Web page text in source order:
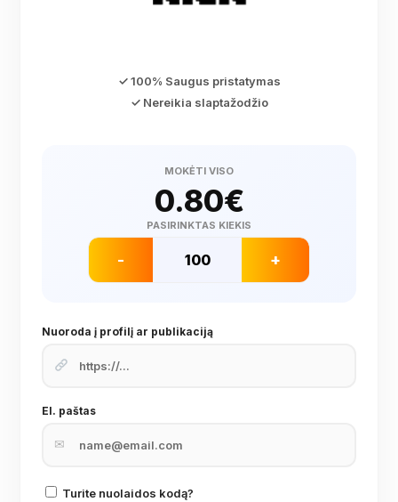
✓ 100% Saugus pristatymas
✓ Nereikia slaptažodžio
MOKĖTI VISO
0.80€
PASIRINKTAS KIEKIS
- +
Nuoroda į profilį ar publikaciją
El. paštas
✉
Turite nuolaidos kodą?